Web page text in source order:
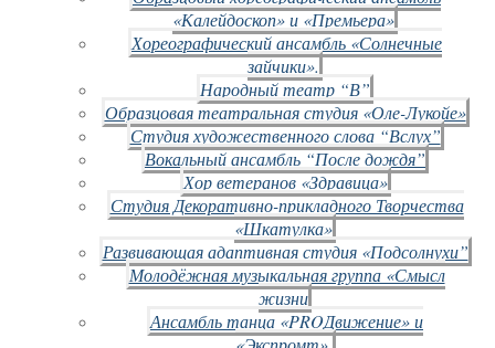
«Калейдоскоп» и «Премьера»
Хореографический ансамбль «Солнечные
зайчики».
Народный театр “В”
Образцовая театральная студия «Оле-Лукойе»
Студия художественного слова “Вслух”
Вокальный ансамбль “После дождя”
Хор ветеранов «Здравица»
Студия Декоративно-прикладного Творчества
«Шкатулка»
Развивающая адаптивная студия «Подсолнухи”
Молодёжная музыкальная группа «Смысл
жизни
Ансамбль танца «PROДвижение» и